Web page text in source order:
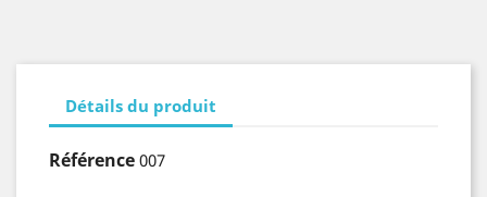
Détails du produit
Référence 007